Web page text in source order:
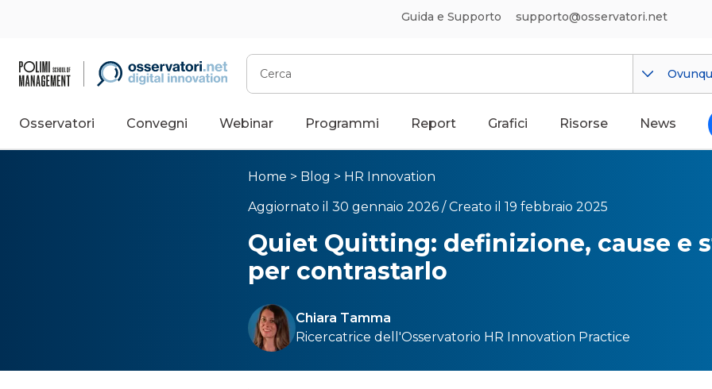
Guida e Supporto supporto@osservatori.net
Cerca
Osservatori Convegni Webinar Programmi Report Grafici Risorse News
Home > Blog > HR Innovation
Aggiornato il 30 gennaio 2026 / Creato il 19 febbraio 2025
Quiet Quitting: definizione, cause e
per contrastarlo
Chiara Tamma
Ricercatrice dell'Osservatorio HR Innovation Practice